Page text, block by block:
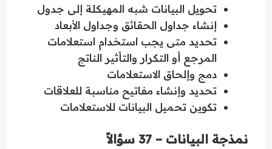
تحويل البيانات شبه المهيكلة إلى جدول
إنشاء جداول الحقائق وجداول الأبعاد
تحديد متى يجب استخدام استعلامات
المرجع أو التكرار والتأثير الناتج
دمج وإلحاق الاستعلامات
تحديد وإنشاء مفاتيح مناسبة للعلاقات
تكوين تحميل البيانات للاستعلامات
نمذجة البيانات – 37 سؤالاً